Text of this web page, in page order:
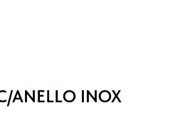
ANELLO INOX